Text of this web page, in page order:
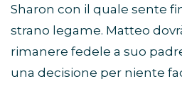
Sharon con il quale sente
strano legame. Matteo
rimanere fedele a suo
una decisione per niente